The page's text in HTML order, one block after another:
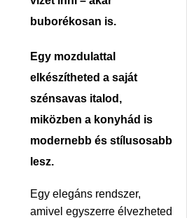
buborékosan is.
Egy mozdulattal
elkészítheted a saját
szénsavas italod,
miközben a konyhád is
modernebb és stílusosabb
lesz.
Egy elegáns rendszer,
amivel egyszerre élvezheted